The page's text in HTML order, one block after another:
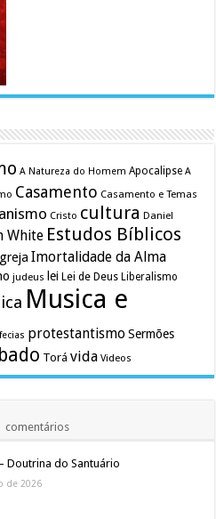
A Natureza do Homem Apocalipse A
Casamento Casamento e Temas
Cristo cultura Daniel
White Estudos Bíblicos
Imortalidade da Alma
judeus lei Lei de Deus Liberalismo
Musica e
protestantismo Sermões
Torá vida Videos
comentários
Doutrina do Santuário
de 2026